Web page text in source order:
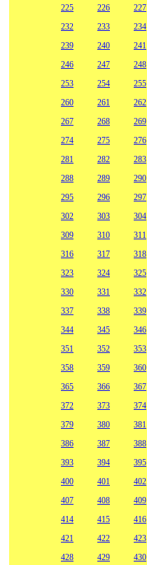
225
226 227
232
233 234
239
240 241
246
247 248
253
254 255
260
261 262
267
268 269
274
275 276
281
282 283
288
289 290
295
296 297
302
303 304
309
310 311
316
317 318
323
324 325
330
331 332
337
338 339
344
345 346
351
352 353
358
359 360
365
366 367
372
373 374
379
380 381
386
387 388
393
394 395
400
401 402
407
408 409
414
415 416
421
422 423
428
429 430